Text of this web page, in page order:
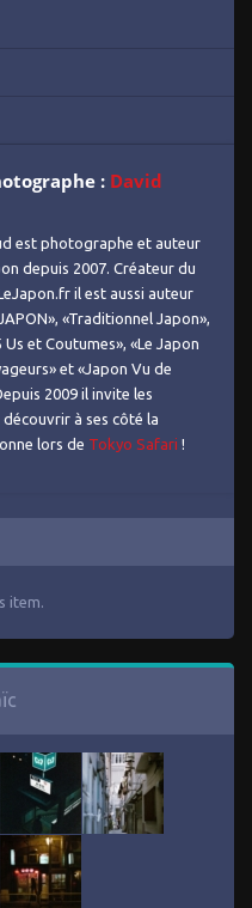
: David
est photographe et auteur
depuis 2007. Créateur du
il est aussi auteur
«Traditionnel Japon»,
Us et Coutumes», «Le Japon
et «Japon Vu de
2009 il invite les
à ses côté la
lors de Tokyo Safari !
item.